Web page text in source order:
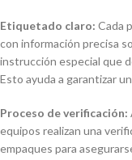
Etiquetado claro: Cada
con información precisa
instrucción especial que
Esto ayuda a garantizar
Proceso de verificación:
equipos realizan una
empaques para